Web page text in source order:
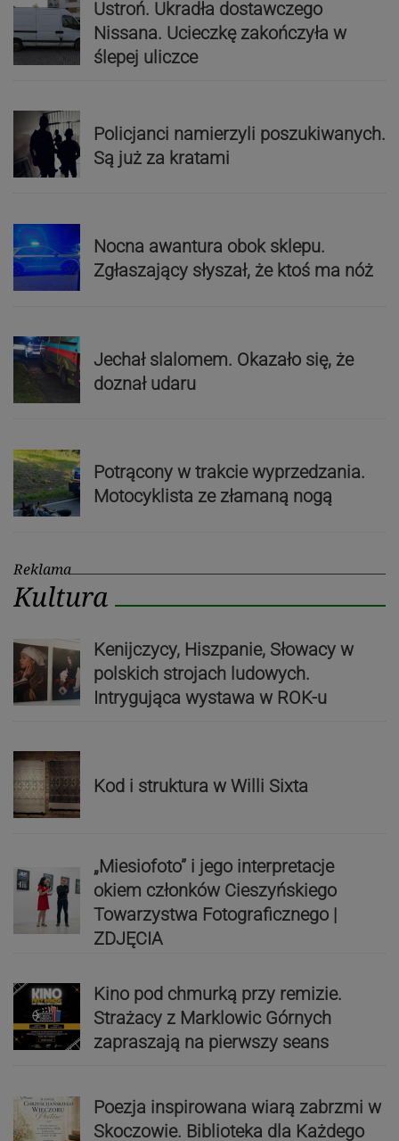
Ustroń. Ukradła dostawczego
Nissana. Ucieczkę zakończyła w
ślepej uliczce
Policjanci namierzyli poszukiwanych.
Są już za kratami
Nocna awantura obok sklepu.
Zgłaszający słyszał, że ktoś ma nóż
Jechał slalomem. Okazało się, że
doznał udaru
Potrącony w trakcie wyprzedzania.
Motocyklista ze złamaną nogą
Reklama
Kultura
Kenijczycy, Hiszpanie, Słowacy w
polskich strojach ludowych.
Intrygująca wystawa w ROK-u
Kod i struktura w Willi Sixta
„Miesiofoto” i jego interpretacje
okiem członków Cieszyńskiego
Towarzystwa Fotograficznego |
ZDJĘCIA
Kino pod chmurką przy remizie.
Strażacy z Marklowic Górnych
zapraszają na pierwszy seans
Poezja inspirowana wiarą zabrzmi w
Skoczowie. Biblioteka dla Każdego